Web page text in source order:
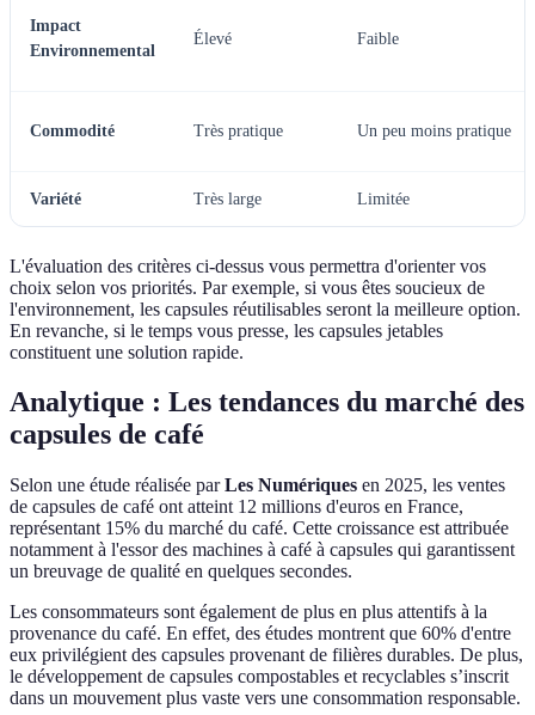
Impact
Environnemental
Élevé Faible
Commodité Très pratique Un peu moins pratique
Variété Très large Limitée
L'évaluation des critères ci-dessus vous permettra d'orienter vos
choix selon vos priorités. Par exemple, si vous êtes soucieux de
l'environnement, les capsules réutilisables seront la meilleure option.
En revanche, si le temps vous presse, les capsules jetables
constituent une solution rapide.
Analytique : Les tendances du marché des
capsules de café
Selon une étude réalisée parLes Numériques en 2025, les ventes
de capsules de café ont atteint 12 millions d'euros en France,
représentant 15% du marché du café. Cette croissance est attribuée
notamment à l'essor des machines à café à capsules qui garantissent
un breuvage de qualité en quelques secondes.
Les consommateurs sont également de plus en plus attentifs à la
provenance du café. En effet, des études montrent que 60% d'entre
eux privilégient des capsules provenant de filières durables. De plus,
le développement de capsules compostables et recyclables s’inscrit
dans un mouvement plus vaste vers une consommation responsable.